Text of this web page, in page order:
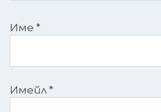
Име *
Имейл *